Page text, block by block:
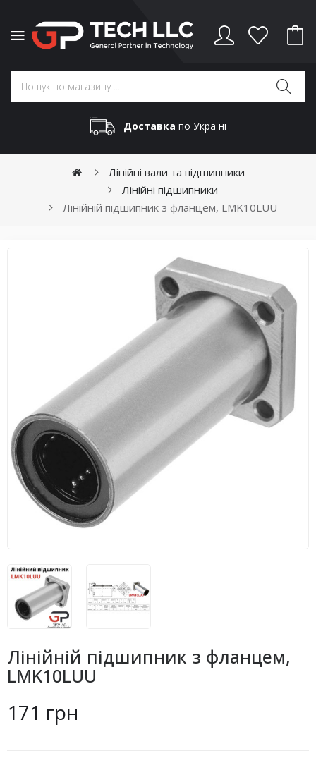
Доставка по Україні
Лінійні вали та підшипники
Лінійні підшипники
Лінійній підшипник з фланцем, LMK10LUU
Лінійній підшипник з фланцем,
LMK10LUU
171 грн